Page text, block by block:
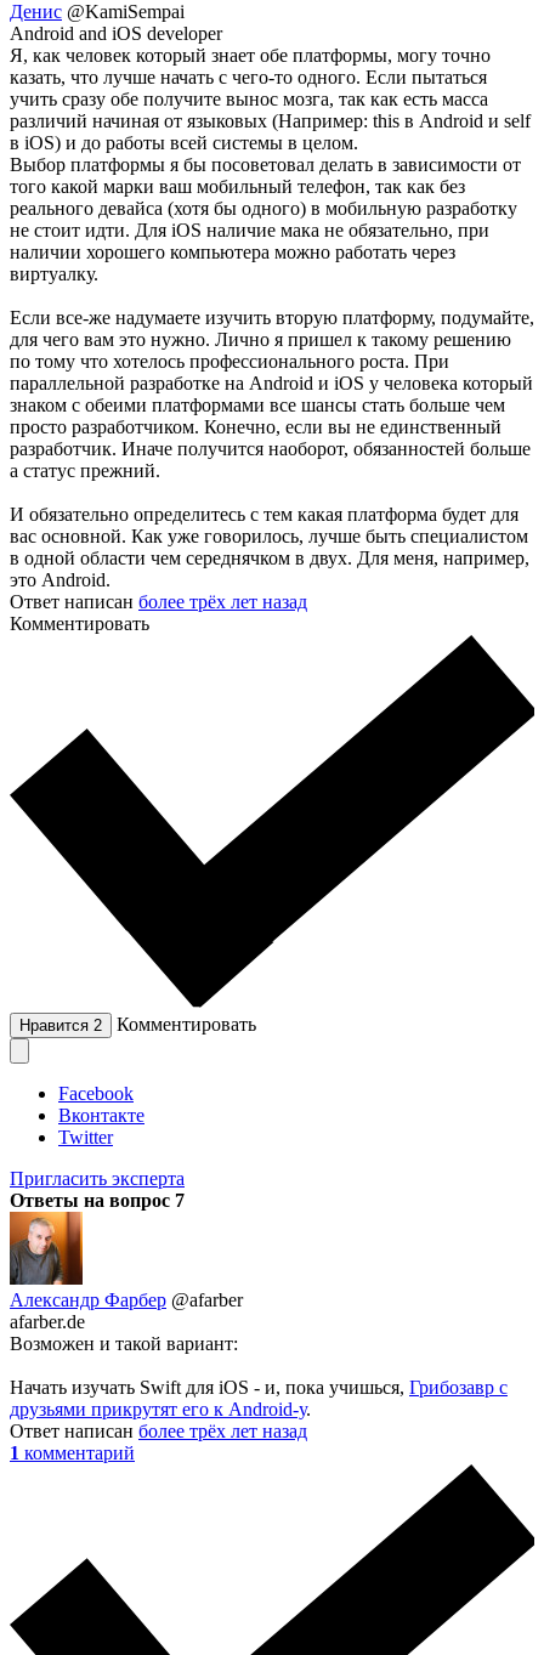
Денис @KamiSempai
Android and iOS developer
Я, как человек который знает обе платформы, могу точно
казать, что лучше начать с чего-то одного. Если пытаться
учить сразу обе получите вынос мозга, так как есть масса
различий начиная от языковых (Например: this в Android и self
в iOS) и до работы всей системы в целом.
Выбор платформы я бы посоветовал делать в зависимости от
того какой марки ваш мобильный телефон, так как без
реального девайса (хотя бы одного) в мобильную разработку
не стоит идти. Для iOS наличие мака не обязательно, при
наличии хорошего компьютера можно работать через
виртуалку.
Если все-же надумаете изучить вторую платформу, подумайте,
для чего вам это нужно. Лично я пришел к такому решению
по тому что хотелось профессионального роста. При
параллельной разработке на Android и iOS у человека который
знаком с обеими платформами все шансы стать больше чем
просто разработчиком. Конечно, если вы не единственный
разработчик. Иначе получится наоборот, обязанностей больше
а статус прежний.
И обязательно определитесь с тем какая платформа будет для
вас основной. Как уже говорилось, лучше быть специалистом
в одной области чем середнячком в двух. Для меня, например,
это Android.
Ответ написан более трёх лет назад
Комментировать
Нравится 2 Комментировать
Facebook
Вконтакте
Twitter
Пригласить эксперта
Ответы на вопрос 7
Александр Фарбер @afarber
afarber.de
Возможен и такой вариант:
Начать изучать Swift для iOS - и, пока учишься, Грибозавр с
друзьями прикрутят его к Android-у.
Ответ написан более трёх лет назад
1 комментарий